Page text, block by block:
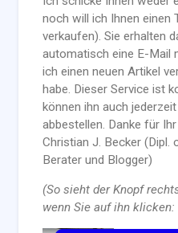
noch will ich Ihnen einen
verkaufen). Sie erhalten
automatisch eine E-Mail
ich einen neuen Artikel
habe. Dieser Service ist
können ihn auch
abbestellen. Danke für
Christian J. Becker (Dipl.
Berater und Blogger)
(So sieht der Knopf
wenn Sie auf ihn klicken: